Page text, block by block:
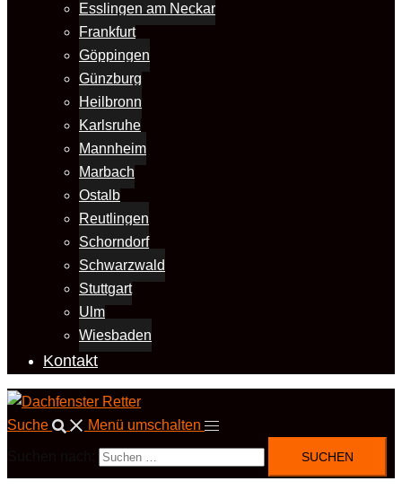
Esslingen am Neckar
Frankfurt
Göppingen
Günzburg
Heilbronn
Karlsruhe
Mannheim
Marbach
Ostalb
Reutlingen
Schorndorf
Schwarzwald
Stuttgart
Ulm
Wiesbaden
Kontakt
Suche Menü umschalten